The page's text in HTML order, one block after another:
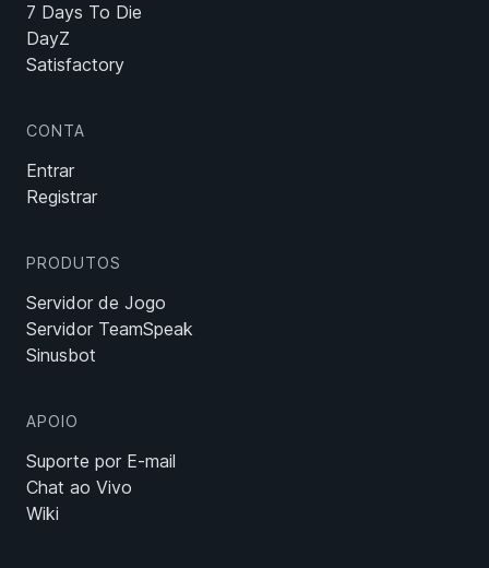
7 Days To Die
DayZ
Satisfactory
CONTA
Entrar
Registrar
PRODUTOS
Servidor de Jogo
Servidor TeamSpeak
Sinusbot
APOIO
Suporte por E-mail
Chat ao Vivo
Wiki